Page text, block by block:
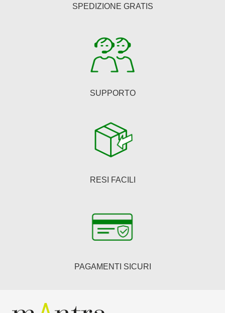
pagina
prodotto
SPEDIZIONE GRATIS
SUPPORTO
RESI FACILI
PAGAMENTI SICURI